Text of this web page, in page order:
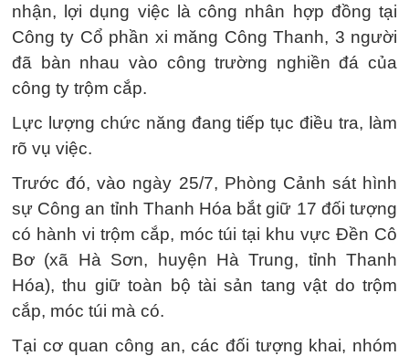
nhận, lợi dụng việc là công nhân hợp đồng tại
Công ty Cổ phần xi măng Công Thanh, 3 người
đã bàn nhau vào công trường nghiền đá của
công ty trộm cắp.
Lực lượng chức năng đang tiếp tục điều tra, làm
rõ vụ việc.
Trước đó, vào ngày 25/7, Phòng Cảnh sát hình
sự Công an tỉnh Thanh Hóa bắt giữ 17 đối tượng
có hành vi trộm cắp, móc túi tại khu vực Đền Cô
Bơ (xã Hà Sơn, huyện Hà Trung, tỉnh Thanh
Hóa), thu giữ toàn bộ tài sản tang vật do trộm
cắp, móc túi mà có.
Tại cơ quan công an, các đối tượng khai, nhóm